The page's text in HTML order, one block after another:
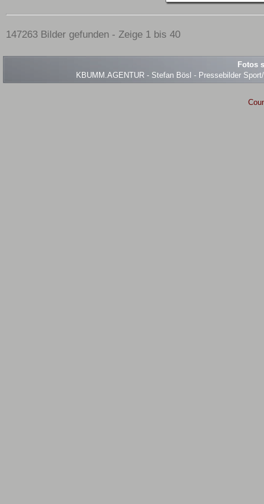
147263 Bilder gefunden - Zeige 1 bis 40
Fotos
KBUMM.AGENTUR - Stefan Bösl - Pressebilder